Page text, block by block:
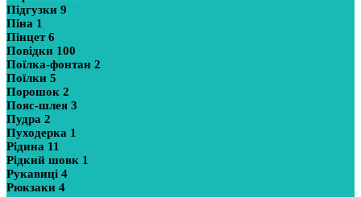
Підгузки 9
Піна 1
Пінцет6
Повідки 100
Поїлка-фонтан 2
Поїлки 5
Порошок 2
Пояс-шлея 3
Пудра 2
Пуходерка 1
Рідина 11
Рідкий шовк 1
Рукавиці 4
Рюкзаки 4